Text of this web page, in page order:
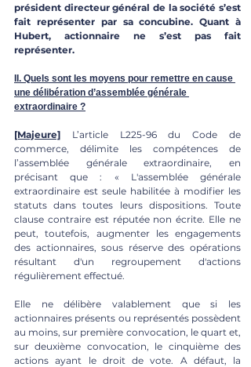
président directeur général de la société s’est
fait représenter par sa concubine. Quant à
Hubert, actionnaire ne s’est pas fait
représenter.
II. Quels sont les moyens pour remettre en cause
une délibération d’assemblée générale
extraordinaire ?
[Majeure] L’article L225-96 du Code de
commerce, délimite les compétences de
l’assemblée générale extraordinaire, en
précisant que : « L'assemblée générale
extraordinaire est seule habilitée à modifier les
statuts dans toutes leurs dispositions. Toute
clause contraire est réputée non écrite. Elle ne
peut, toutefois, augmenter les engagements
des actionnaires, sous réserve des opérations
résultant d'un regroupement d'actions
régulièrement effectué.
Elle ne délibère valablement que si les
actionnaires présents ou représentés possèdent
au moins, sur première convocation, le quart et,
sur deuxième convocation, le cinquième des
actions ayant le droit de vote. A défaut, la